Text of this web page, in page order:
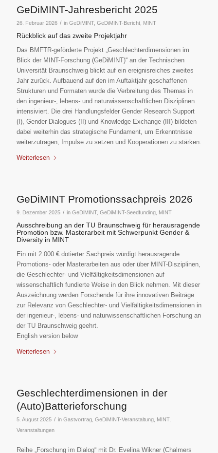
GeDiMINT-Jahresbericht 2025
26. Februar 2026 / in GeDiMINT, GeDiMINT-Bericht, MINT
Rückblick auf das zweite Projektjahr
Das BMFTR-geförderte Projekt „Geschlechterdimensionen im
Blick der MINT-Forschung (GeDiMINT)“ an der Technischen
Universität Braunschweig blickt auf ein ereignisreiches zweites
Jahr zurück. Aufbauend auf den im Auftaktjahr geschaffenen
Strukturen und Formaten wurde die Verbreitung des Themas in
den ingenieur-, lebens- und naturwissenschaftlichen Disziplinen
intensiviert. Die drei Handlungsfelder Gender Research Support
(I), Gender Dialogues (II) und Knowledge Exchange (III) bildeten
dabei weiterhin das strategische Fundament, um Erkenntnisse
weiterzutragen, Impulse zu setzen und Kooperationen zu stärken.
Weiterlesen
GeDiMINT Promotionssachpreis 2026
9. Dezember 2025 / in GeDiMINT, GeDiMINT-Seedfunding, MINT
Ausschreibung an der TU Braunschweig für herausragende
Promotion bzw. Masterarbeit mit Schwerpunkt Gender &
Diversity in MINT
Ein mit 2.000 € dotierter Sachpreis würdigt herausragende
Promotions- oder Masterarbeiten aus oder über MINT-Disziplinen,
die Geschlechter- und Vielfältigkeitsdimensionen auf
wissenschaftlich fundierte Weise in den Blick nehmen. Mit dieser
Auszeichnung werden Forschende für ihre innovativen Beiträge
zur Relevanz von Geschlechter- und Vielfältigkeitsdimensionen in
der ingenieur-, lebens- und naturwissenschaftlichen Forschung an
der TU Braunschweig geehrt.
English version below
Weiterlesen
Geschlechterdimensionen in der
(Auto)Batterieforschung
5. August 2025 / in Gastvortrag, GeDiMINT-Veranstaltung, MINT,
Veranstaltungen
Reihe „Forschung im Dialog“ mit Dr. Evelina Wikner (Chalmers